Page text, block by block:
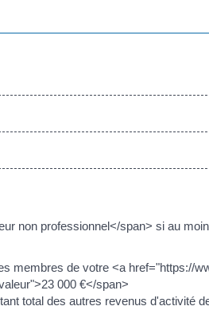
non professionnel</span> si au
membres de votre <a href="https://
000 €</span>
total des autres revenus d'activité